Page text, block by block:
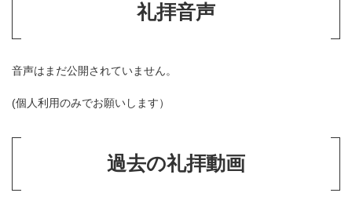
礼拝音声
音声はまだ公開されていません。
(個人利用のみでお願いします）
過去の礼拝動画